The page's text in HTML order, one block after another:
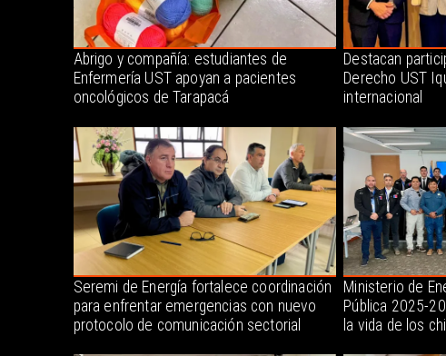
Abrigo y compañía: estudiantes de
Enfermería UST apoyan a pacientes
oncológicos de Tarapacá
Destacan
Derecho UST
internacional
Seremi de Energía fortalece coordinación
para enfrentar emergencias con nuevo
protocolo de comunicación sectorial
Ministerio de
Pública 2025-
la vida de los